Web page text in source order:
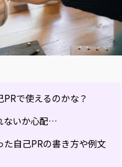
で使えるのかな？
ないか心配…
た自己PRの書き方や例文